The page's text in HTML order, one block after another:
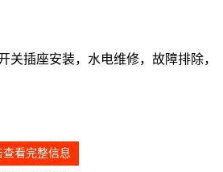
关插座安装，水电维修，故障排除，
查看完整信息